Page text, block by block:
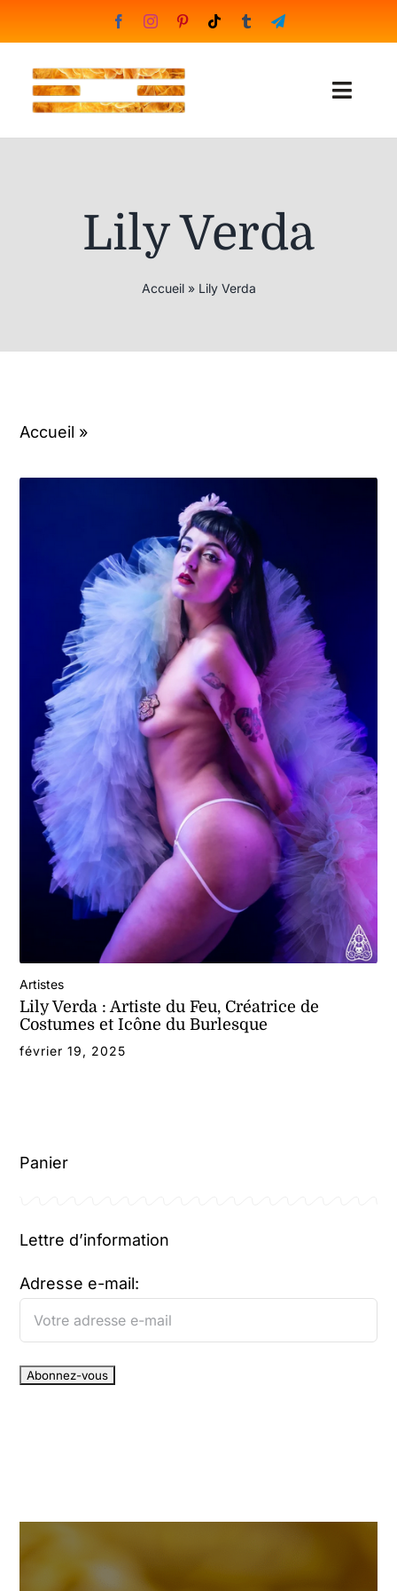
to
content
Portfolio
English
Lily Verda
Accueil» Lily Verda
Accueil »
Artistes
Lily Verda : Artiste du Feu, Créatrice de
Costumes et Icône du Burlesque
février 19, 2025
Panier
Lettre d’information
Adresse e-mail: